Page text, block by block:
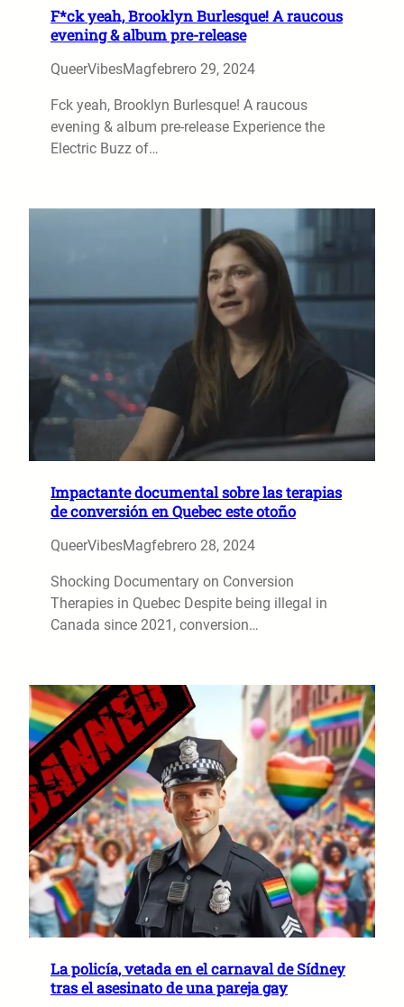
F*ck yeah, Brooklyn Burlesque! A raucous
evening & album pre-release
QueerVibesMagfebrero 29, 2024
Fck yeah, Brooklyn Burlesque! A raucous
evening & album pre-release Experience the
Electric Buzz of…
Impactante documental sobre las terapias
de conversión en Quebec este otoño
QueerVibesMagfebrero 28, 2024
Shocking Documentary on Conversion
Therapies in Quebec Despite being illegal in
Canada since 2021, conversion…
La policía, vetada en el carnaval de Sídney
tras el asesinato de una pareja gay